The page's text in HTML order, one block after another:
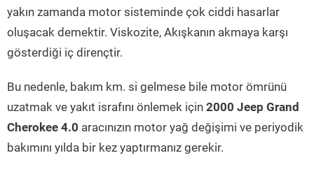
yakın zamanda motor sisteminde çok ciddi hasarlar
oluşacak demektir. Viskozite, Akışkanın akmaya karşı
gösterdiği iç dirençtir.
Bu nedenle, bakım km. si gelmese bile motor ömrünü
uzatmak ve yakıt israfını önlemek için 2000 Jeep Grand
Cherokee 4.0 aracınızın motor yağ değişimi ve periyodik
bakımını yılda bir kez yaptırmanız gerekir.